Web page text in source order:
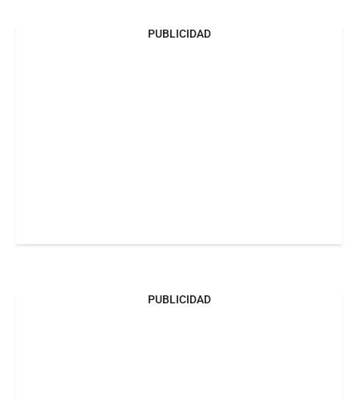
PUBLICIDAD
PUBLICIDAD